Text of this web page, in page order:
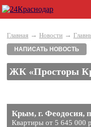
Главная → Новости →
НАПИСАТЬ НОВОСТЬ
ЖК «Просторы
Крым, г. Феодосия,
Квартиры от 5 645 000